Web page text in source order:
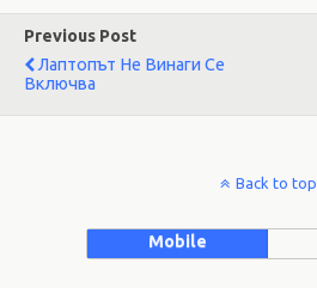
Previous Post
Лаптопът Не Винаги Се
Включва
Back to top
Mobile